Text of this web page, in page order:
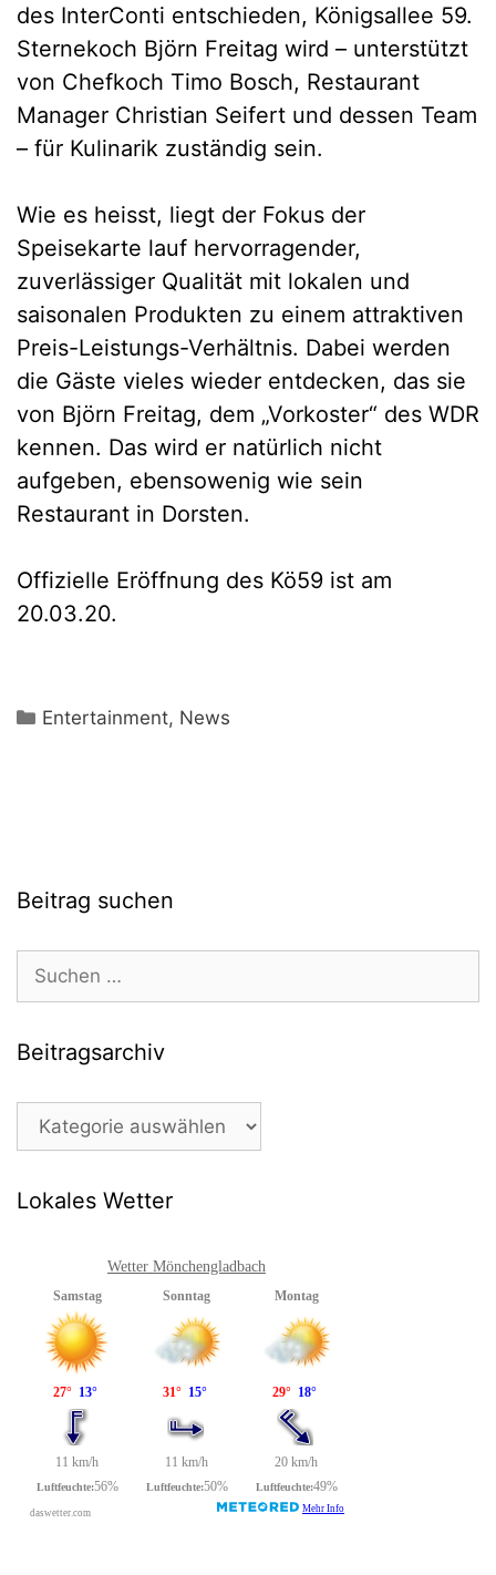
des InterConti entschieden, Königsallee 59.
Sternekoch Björn Freitag wird – unterstützt
von Chefkoch Timo Bosch, Restaurant
Manager Christian Seifert und dessen Team
– für Kulinarik zuständig sein.
Wie es heisst, liegt der Fokus der
Speisekarte lauf hervorragender,
zuverlässiger Qualität mit lokalen und
saisonalen Produkten zu einem attraktiven
Preis-Leistungs-Verhältnis. Dabei werden
die Gäste vieles wieder entdecken, das sie
von Björn Freitag, dem „Vorkoster“ des WDR
kennen. Das wird er natürlich nicht
aufgeben, ebensowenig wie sein
Restaurant in Dorsten.
Offizielle Eröffnung des Kö59 ist am
20.03.20.
Kategorien
Entertainment, News
Beitrag suchen
nach:
Beitragsarchiv
Beitragsarchiv
Lokales Wetter
Wetter Mönchengladbach